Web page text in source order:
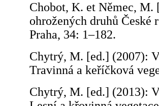
Chobot, K. et Němec, M.
ohrožených druhů
Praha, 34: 1–182.
Chytrý, M. [ed.] (2007):
Travinná a keříčková
Chytrý, M. [ed.] (2013):